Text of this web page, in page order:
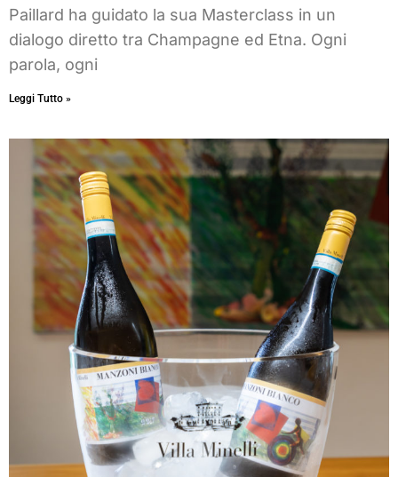
Paillard ha guidato la sua Masterclass in un
dialogo diretto tra Champagne ed Etna. Ogni
parola, ogni
Leggi Tutto »